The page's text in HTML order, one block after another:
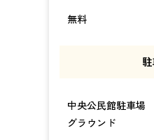
無料
中央公民館駐車
グラウンド